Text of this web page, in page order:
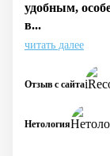
удобным,
в...
читать далее
Нетология
Отзыв с сайта